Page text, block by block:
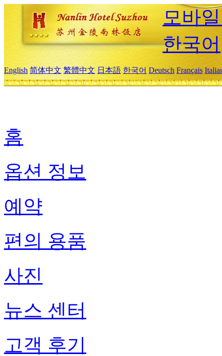
모바
한국어
English 简体中文 繁體中文 日本語 한국어 Deutsch Français
홈
옵션 정보
예약
편의 용품
사진
뉴스 센터
고객 후기